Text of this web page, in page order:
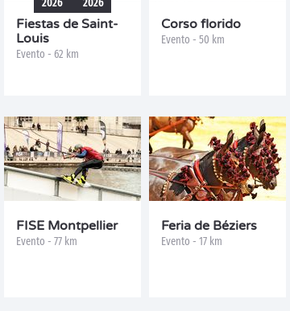
2026
2026
Fiestas de Saint-
Louis
Evento - 62 km
Corso florido
Evento - 50 km
FISE Montpellier
Evento - 77 km
Feria de Béziers
Evento - 17 km